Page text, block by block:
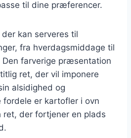
til dine præferencer.
kan serveres til
fra hverdagsmiddage til
farverige præsentation
ret, der vil imponere
alsidighed og
er kartofler i ovn
ret, der fortjener en plads